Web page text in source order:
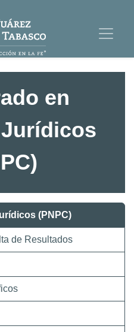
en
(PNPC)
de Resultados